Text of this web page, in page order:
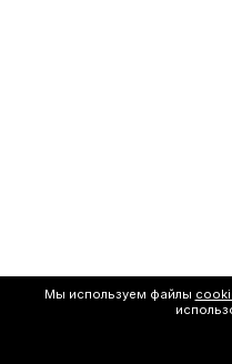
Мы используем файлы